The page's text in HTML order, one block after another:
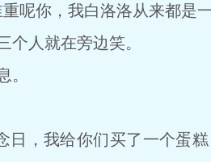
你，我白洛洛从来都是
人就在旁边笑。
，我给你们买了一个蛋糕